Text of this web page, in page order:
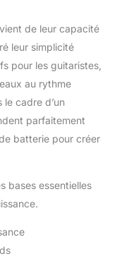
de leur capacité
leur simplicité
pour les guitaristes,
au rythme
le cadre d’un
parfaitement
batterie pour créer
bases essentielles